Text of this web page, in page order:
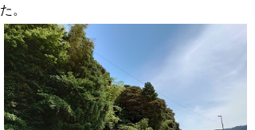
た。